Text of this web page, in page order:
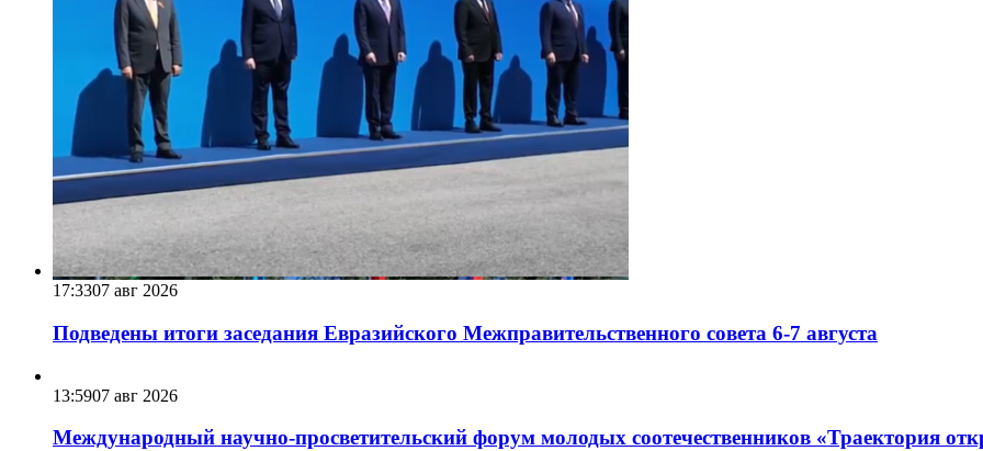
17:3307 авг 2026
Подведены итоги заседания Евразийского Межправительственного совета 6-7 августа
13:5907 авг 2026
Международный научно-просветительский форум молодых соотечественников «Траектория